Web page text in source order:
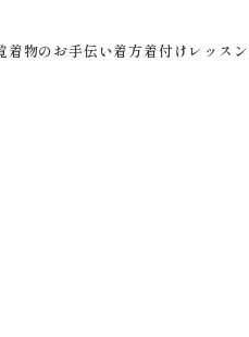
着物のお手伝い着方着付けレッスン